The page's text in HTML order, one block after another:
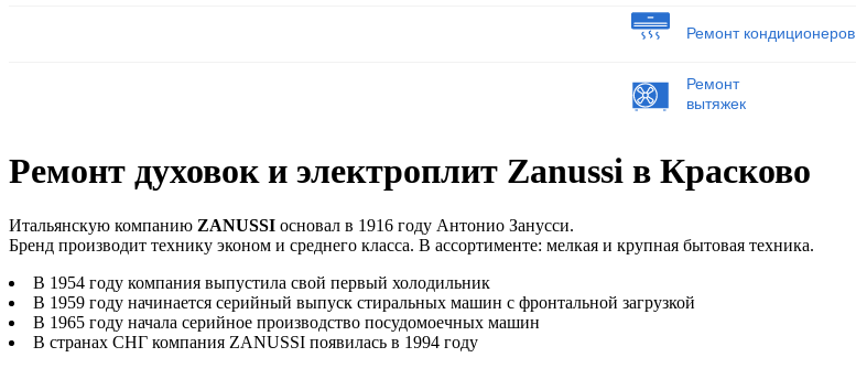
Ремонт кондиционеров
Ремонт
вытяжек
Ремонт духовок и электроплит Zanussi в Красково
Итальянскую компанию ZANUSSI основал в 1916 году Антонио Занусси.
Бренд производит технику эконом и среднего класса. В ассортименте: мелкая и крупная бытовая техника.
В 1954 году компания выпустила свой первый холодильник
В 1959 году начинается серийный выпуск стиральных машин с фронтальной загрузкой
В 1965 году начала серийное производство посудомоечных машин
В странах СНГ компания ZANUSSI появилась в 1994 году